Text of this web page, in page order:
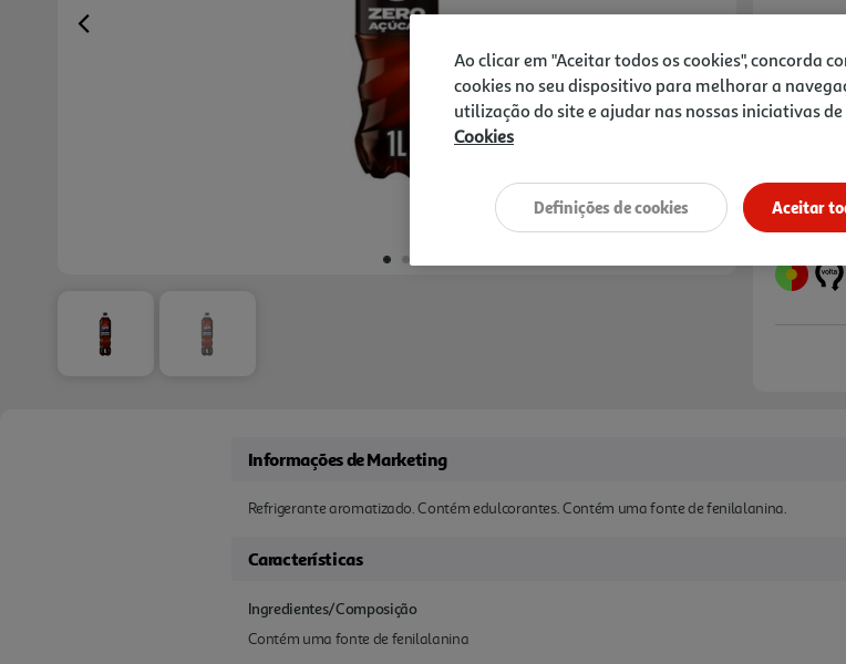
Previous 0,99 €
+0,10 €
Notas de
Informações de Marketing
Refrigerante aromatizado. Contém edulcorantes. Contém uma fonte de fenilalanina.
Características
Ingredientes/Composição
Contém uma fonte de fenilalanina
Ao clicar em "Aceitar todos os cookies", concorda
cookies no seu dispositivo para melhorar a
utilização do site e ajudar nas nossas iniciativas
Cookies
Aceitar
Definições de cookies